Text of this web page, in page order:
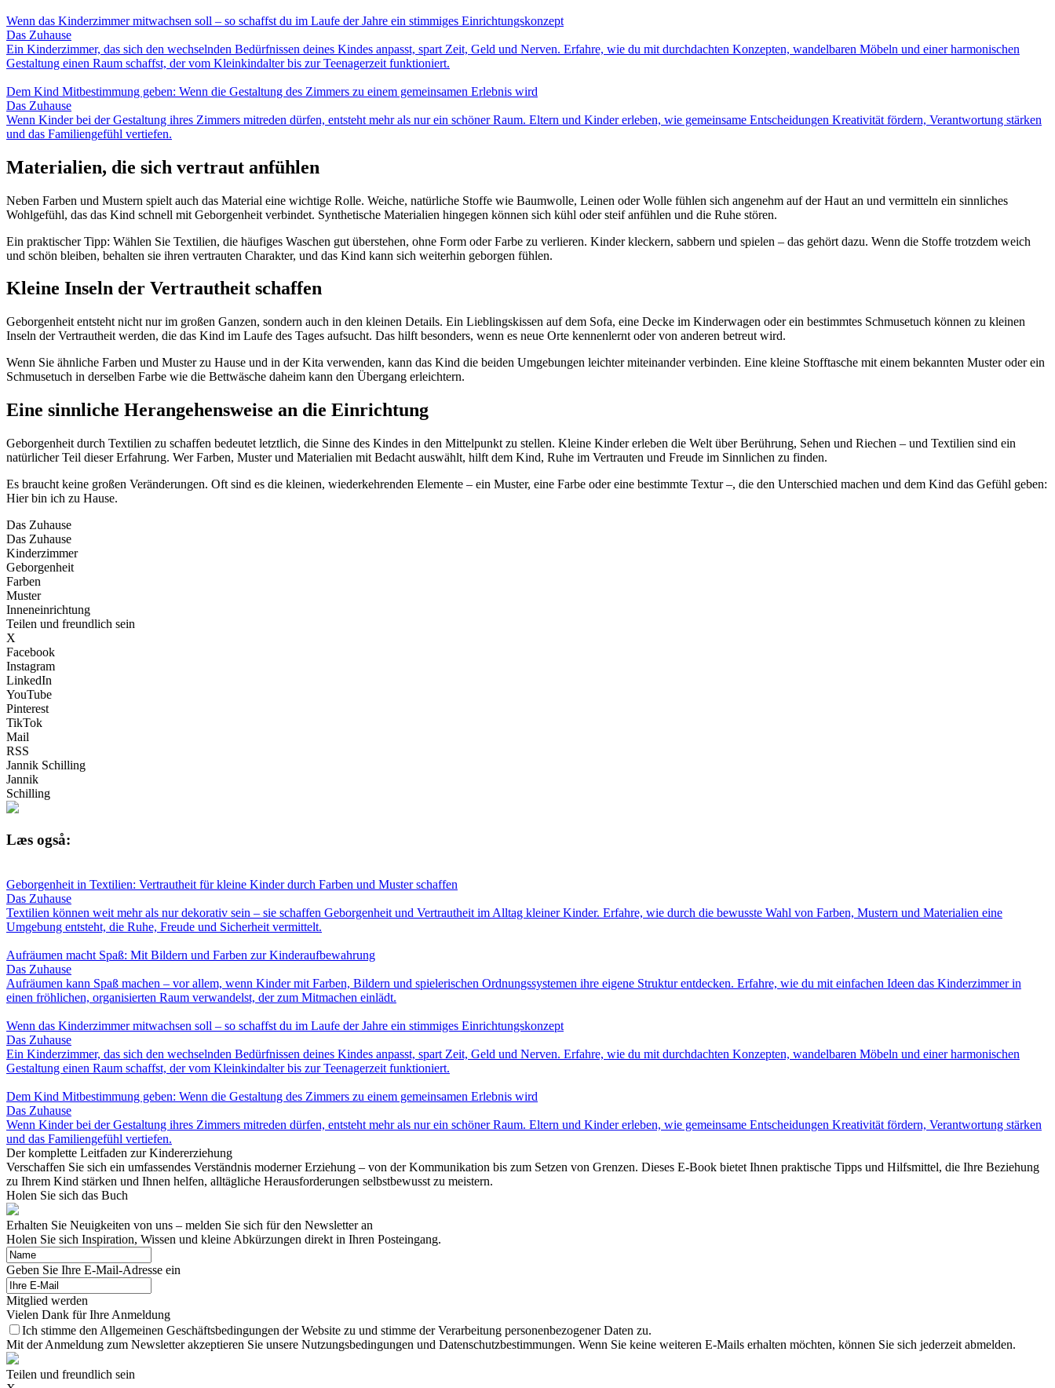
Wenn das Kinderzimmer mitwachsen soll – so schaffst du im Laufe der Jahre ein stimmiges Einrichtungskonzept
Das Zuhause
Ein Kinderzimmer, das sich den wechselnden Bedürfnissen deines Kindes anpasst, spart Zeit, Geld und Nerven. Erfahre, wie du mit durchdachten Konzepten, wandelbaren Möbeln und einer harmonischen
Gestaltung einen Raum schaffst, der vom Kleinkindalter bis zur Teenagerzeit funktioniert.
Dem Kind Mitbestimmung geben: Wenn die Gestaltung des Zimmers zu einem gemeinsamen Erlebnis wird
Das Zuhause
Wenn Kinder bei der Gestaltung ihres Zimmers mitreden dürfen, entsteht mehr als nur ein schöner Raum. Eltern und Kinder erleben, wie gemeinsame Entscheidungen Kreativität fördern, Verantwortung stärken
und das Familiengefühl vertiefen.
Materialien, die sich vertraut anfühlen
Neben Farben und Mustern spielt auch das Material eine wichtige Rolle. Weiche, natürliche Stoffe wie Baumwolle, Leinen oder Wolle fühlen sich angenehm auf der Haut an und vermitteln ein sinnliches
Wohlgefühl, das das Kind schnell mit Geborgenheit verbindet. Synthetische Materialien hingegen können sich kühl oder steif anfühlen und die Ruhe stören.
Ein praktischer Tipp: Wählen Sie Textilien, die häufiges Waschen gut überstehen, ohne Form oder Farbe zu verlieren. Kinder kleckern, sabbern und spielen – das gehört dazu. Wenn die Stoffe trotzdem weich
und schön bleiben, behalten sie ihren vertrauten Charakter, und das Kind kann sich weiterhin geborgen fühlen.
Kleine Inseln der Vertrautheit schaffen
Geborgenheit entsteht nicht nur im großen Ganzen, sondern auch in den kleinen Details. Ein Lieblingskissen auf dem Sofa, eine Decke im Kinderwagen oder ein bestimmtes Schmusetuch können zu kleinen
Inseln der Vertrautheit werden, die das Kind im Laufe des Tages aufsucht. Das hilft besonders, wenn es neue Orte kennenlernt oder von anderen betreut wird.
Wenn Sie ähnliche Farben und Muster zu Hause und in der Kita verwenden, kann das Kind die beiden Umgebungen leichter miteinander verbinden. Eine kleine Stofftasche mit einem bekannten Muster oder ein
Schmusetuch in derselben Farbe wie die Bettwäsche daheim kann den Übergang erleichtern.
Eine sinnliche Herangehensweise an die Einrichtung
Geborgenheit durch Textilien zu schaffen bedeutet letztlich, die Sinne des Kindes in den Mittelpunkt zu stellen. Kleine Kinder erleben die Welt über Berührung, Sehen und Riechen – und Textilien sind ein
natürlicher Teil dieser Erfahrung. Wer Farben, Muster und Materialien mit Bedacht auswählt, hilft dem Kind, Ruhe im Vertrauten und Freude im Sinnlichen zu finden.
Es braucht keine großen Veränderungen. Oft sind es die kleinen, wiederkehrenden Elemente – ein Muster, eine Farbe oder eine bestimmte Textur –, die den Unterschied machen und dem Kind das Gefühl geben:
Hier bin ich zu Hause.
Das Zuhause
Das Zuhause
Kinderzimmer
Geborgenheit
Farben
Muster
Inneneinrichtung
Teilen und freundlich sein
X
Facebook
Instagram
LinkedIn
YouTube
Pinterest
TikTok
Mail
RSS
Jannik Schilling
Jannik
Schilling
Læs også:
Geborgenheit in Textilien: Vertrautheit für kleine Kinder durch Farben und Muster schaffen
Das Zuhause
Textilien können weit mehr als nur dekorativ sein – sie schaffen Geborgenheit und Vertrautheit im Alltag kleiner Kinder. Erfahre, wie durch die bewusste Wahl von Farben, Mustern und Materialien eine
Umgebung entsteht, die Ruhe, Freude und Sicherheit vermittelt.
Aufräumen macht Spaß: Mit Bildern und Farben zur Kinderaufbewahrung
Das Zuhause
Aufräumen kann Spaß machen – vor allem, wenn Kinder mit Farben, Bildern und spielerischen Ordnungssystemen ihre eigene Struktur entdecken. Erfahre, wie du mit einfachen Ideen das Kinderzimmer in
einen fröhlichen, organisierten Raum verwandelst, der zum Mitmachen einlädt.
Wenn das Kinderzimmer mitwachsen soll – so schaffst du im Laufe der Jahre ein stimmiges Einrichtungskonzept
Das Zuhause
Ein Kinderzimmer, das sich den wechselnden Bedürfnissen deines Kindes anpasst, spart Zeit, Geld und Nerven. Erfahre, wie du mit durchdachten Konzepten, wandelbaren Möbeln und einer harmonischen
Gestaltung einen Raum schaffst, der vom Kleinkindalter bis zur Teenagerzeit funktioniert.
Dem Kind Mitbestimmung geben: Wenn die Gestaltung des Zimmers zu einem gemeinsamen Erlebnis wird
Das Zuhause
Wenn Kinder bei der Gestaltung ihres Zimmers mitreden dürfen, entsteht mehr als nur ein schöner Raum. Eltern und Kinder erleben, wie gemeinsame Entscheidungen Kreativität fördern, Verantwortung stärken
und das Familiengefühl vertiefen.
Der komplette Leitfaden zur Kindererziehung
Verschaffen Sie sich ein umfassendes Verständnis moderner Erziehung – von der Kommunikation bis zum Setzen von Grenzen. Dieses E-Book bietet Ihnen praktische Tipps und Hilfsmittel, die Ihre Beziehung
zu Ihrem Kind stärken und Ihnen helfen, alltägliche Herausforderungen selbstbewusst zu meistern.
Holen Sie sich das Buch
Erhalten Sie Neuigkeiten von uns – melden Sie sich für den Newsletter an
Holen Sie sich Inspiration, Wissen und kleine Abkürzungen direkt in Ihren Posteingang.
Geben Sie Ihre E-Mail-Adresse ein
Mitglied werden
Vielen Dank für Ihre Anmeldung
Ich stimme den Allgemeinen Geschäftsbedingungen der Website zu und stimme der Verarbeitung personenbezogener Daten zu.
Mit der Anmeldung zum Newsletter akzeptieren Sie unsere Nutzungsbedingungen und Datenschutzbestimmungen. Wenn Sie keine weiteren E-Mails erhalten möchten, können Sie sich jederzeit abmelden.
Teilen und freundlich sein